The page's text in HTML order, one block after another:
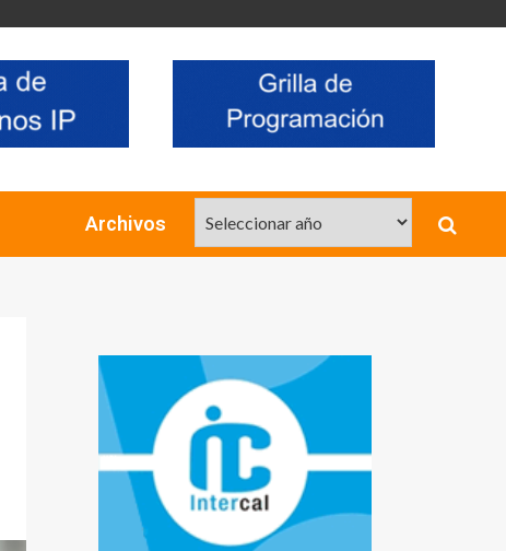
Archivos